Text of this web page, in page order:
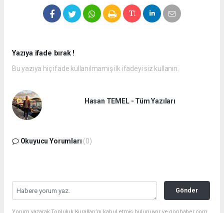
Yazıya ifade bırak !
Bu yazıya hiç ifade kullanılmamış ilk ifadeyi siz kullanın.
Hasan TEMEL - Tüm Yazıları
Okuyucu Yorumları (0)
Gönder